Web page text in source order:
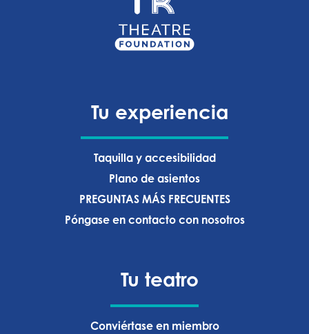
Tu experiencia
Taquilla y accesibilidad
Plano de asientos
PREGUNTAS MÁS FRECUENTES
Póngase en contacto con nosotros
Tu teatro
Conviértase en miembro